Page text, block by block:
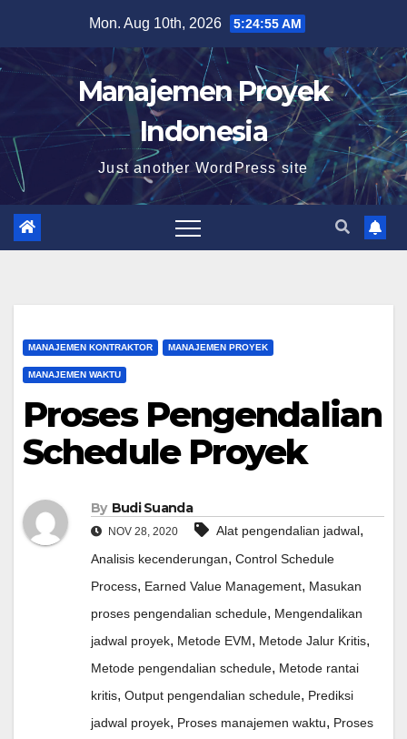
content
Mon. Aug 10th, 2026 5:24:56 AM
Manajemen Proyek
Indonesia
Just another WordPress site
MANAJEMEN KONTRAKTOR MANAJEMEN PROYEK
MANAJEMEN WAKTU
Proses Pengendalian
Schedule Proyek
By Budi Suanda
NOV 28, 2020 Alat pengendalian jadwal,
Analisis kecenderungan, Control Schedule
Process, Earned Value Management, Masukan
proses pengendalian schedule, Mengendalikan
jadwal proyek, Metode EVM, Metode Jalur Kritis,
Metode pengendalian schedule, Metode rantai
kritis, Output pengendalian schedule, Prediksi
jadwal proyek, Proses manajemen waktu, Proses